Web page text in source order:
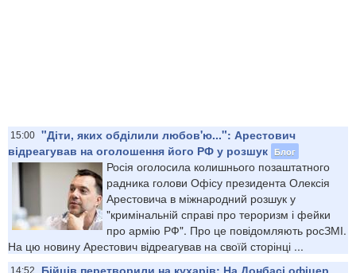
15:00 "Діти, яких обділили любов'ю...": Арестович
відреагував на оголошення його РФ у розшук Блог
Росія оголосила колишнього позаштатного
радника голови Офісу президента Олексія
Арестовича в міжнародний розшук у
"кримінальній справі про тероризм і фейки
про армію РФ". Про це повідомляють росЗМІ.
На цю новину Арестович відреагував на своїй сторінці ...
14:52
Бійців перетворили на кухарів: На Донбасі офіцер